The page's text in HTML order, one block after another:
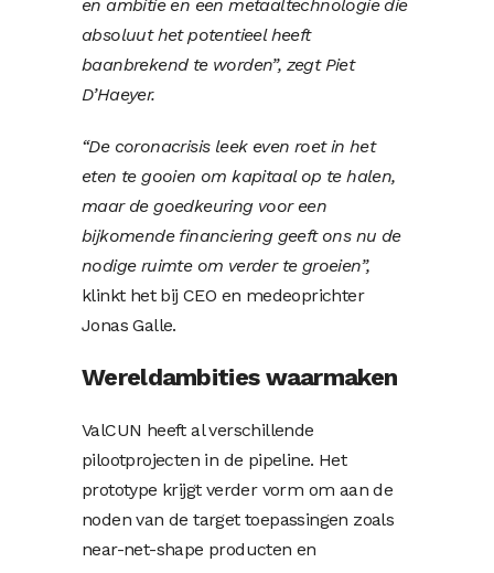
en ambitie en een metaaltechnologie die
absoluut het potentieel heeft
baanbrekend te worden”, zegt Piet
D’Haeyer.
“De coronacrisis leek even roet in het
eten te gooien om kapitaal op te halen,
maar de goedkeuring voor een
bijkomende financiering geeft ons nu de
nodige ruimte om verder te groeien”,
klinkt het bij CEO en medeoprichter
Jonas Galle.
Wereldambities waarmaken
ValCUN heeft al verschillende
pilootprojecten in de pipeline. Het
prototype krijgt verder vorm om aan de
noden van de target toepassingen zoals
near-net-shape producten en